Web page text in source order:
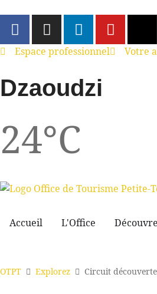
Espace professionnel Votre
Dzaoudzi
24°C
Accueil L'Office
OTPT Explorez Circuit